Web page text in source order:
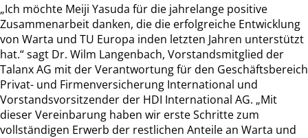
„Ich möchte Meiji Yasuda für die jahrelange positive
Zusammenarbeit danken, die die erfolgreiche Entwicklung
von Warta und TU Europa inden letzten Jahren unterstützt
hat.“ sagt Dr. Wilm Langenbach, Vorstandsmitglied der
Talanx AG mit der Verantwortung für den Geschäftsbereich
Privat- und Firmenversicherung International und
Vorstandsvorsitzender der HDI International AG. „Mit
dieser Vereinbarung haben wir erste Schritte zum
vollständigen Erwerb der restlichen Anteile an Warta und